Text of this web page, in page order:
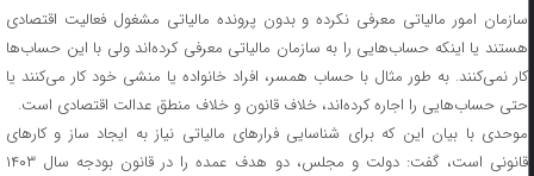
سازمان امور مالیاتی معرفی نکرده و بدون پرونده مالیاتی مشغول فعالیت اقتصادی
هستند یا اینکه حساب‌هایی را به سازمان مالیاتی معرفی کرده‌اند ولی با این حساب‌ها
کار نمی‌کنند. به طور مثال با حساب همسر، افراد خانواده یا منشی خود کار می‌کنند یا
حتی حساب‌هایی را اجاره کرده‌اند، خلاف قانون و خلاف منطق عدالت اقتصادی است.
موحدی با بیان این که برای شناسایی فرارهای مالیاتی نیاز به ایجاد ساز و کارهای
قانونی است، گفت: دولت و مجلس، دو هدف عمده را در قانون بودجه سال ۱۴۰۳